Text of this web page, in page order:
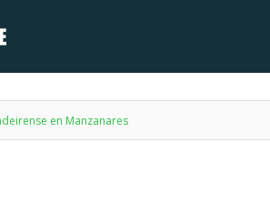
en Manzanares